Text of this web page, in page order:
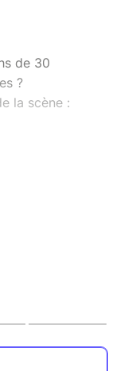
de 30
?
la scène :
respect, c'est